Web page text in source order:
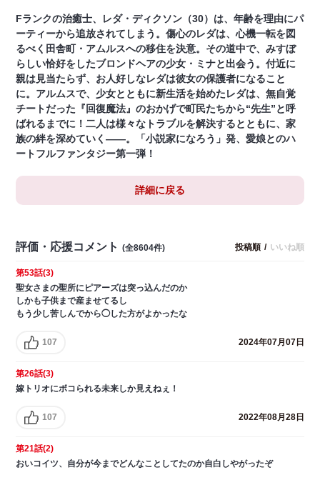
Fランクの治癒士、レダ・ディクソン（30）は、年齢を理由にパ
ーティーから追放されてしまう。傷心のレダは、心機一転を図
るべく田舎町・アムルスへの移住を決意。その道中で、みすぼ
らしい恰好をしたブロンドヘアの少女・ミナと出会う。付近に
親は見当たらず、お人好しなレダは彼女の保護者になること
に。アルムスで、少女とともに新生活を始めたレダは、無自覚
チートだった『回復魔法』のおかげで町民たちから“先生”と呼
ばれるまでに！二人は様々なトラブルを解決するとともに、家
族の絆を深めていく――。「小説家になろう」発、愛娘とのハ
ートフルファンタジー第一弾！
詳細に戻る
評価・応援コメント (全8604件) 投稿順 / いいね順
第53話(3)
聖女さまの聖所にピアーズは突っ込んだのか
しかも子供まで産ませてるし
もう少し苦しんでから◯した方がよかったな
107 2024年07月07日
第26話(3)
嫁トリオにボコられる未来しか見えねぇ！
107 2022年08月28日
第21話(2)
おいコイツ、自分が今までどんなことしてたのか自白しやがったぞ